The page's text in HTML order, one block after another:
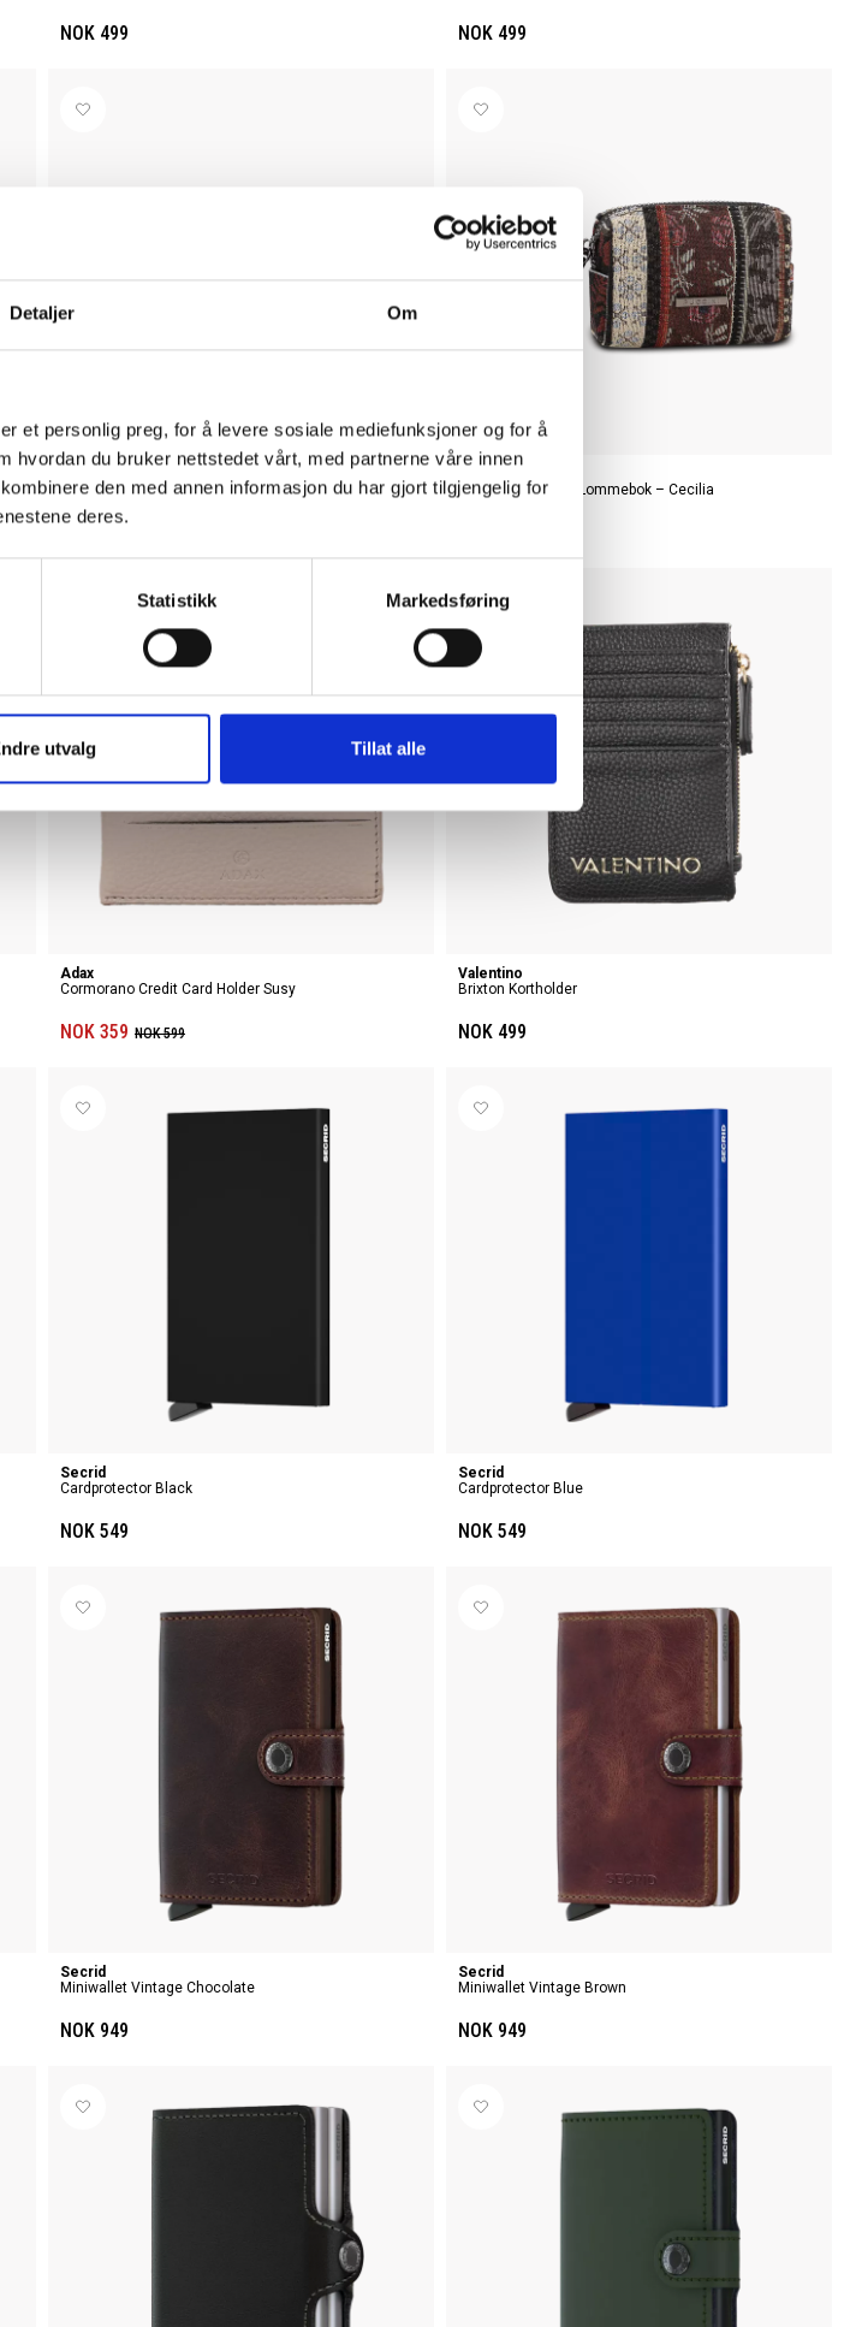
Detaljer Om
et personlig preg, for å levere sosiale mediefunksjoner og for å
hvordan du bruker nettstedet vårt, med partnerne våre innen
den med annen informasjon du har gjort tilgjengelig for
deres.
Statistikk Markedsføring
utvalg Tillat alle
NOK 499 NOK 499
Kortmappe / Liten Lommebok – Cecilia Kortmappe / Liten Lommebok – Cecilia
Cormorano Credit Card Holder Susy
Adax
NOK 359 NOK 599
Brixton Kortholder
Valentino
NOK 499
Cardprotector Black
Secrid
NOK 549
Cardprotector Blue
Secrid
NOK 549
Miniwallet Vintage Chocolate
Secrid
NOK 949
Miniwallet Vintage Brown
Secrid
NOK 949